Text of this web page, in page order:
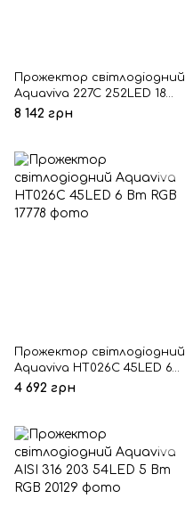
Прожектор світлодіодний
Aquaviva 227C 252LED 18
Вт RGB + закладна
8 142 грн
Прожектор світлодіодний
Aquaviva HT026C 45LED 6
Вт RGB
4 692 грн